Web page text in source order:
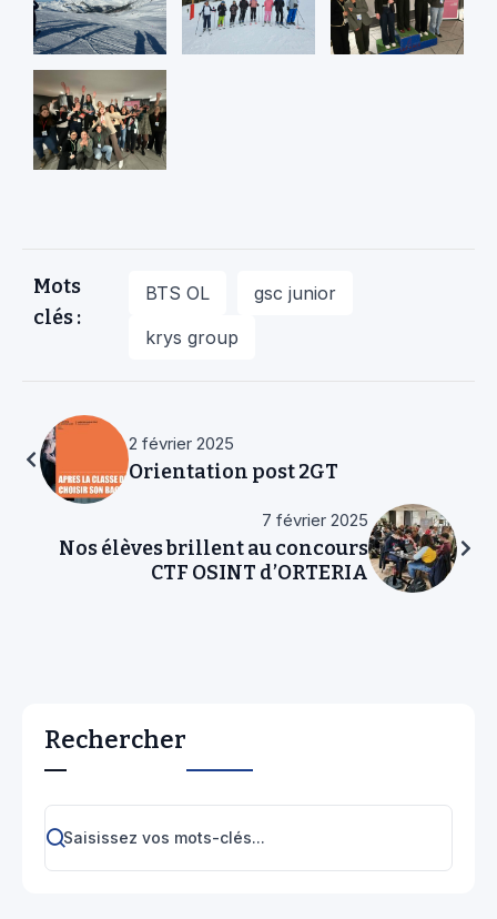
Mots
clés :
BTS OL
gsc junior
krys group
2 février 2025
Orientation post 2GT
7 février 2025
Nos élèves brillent au concours
CTF OSINT d’ORTERIA
Rechercher